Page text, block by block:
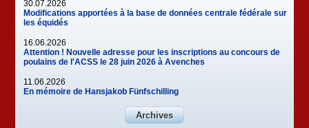
30.07.2026
Modifications apportées à la base de données centrale fédérale sur
les équidés
16.06.2026
Attention ! Nouvelle adresse pour les inscriptions au concours de
poulains de l'ACSS le 28 juin 2026 à Avenches
11.06.2026
En mémoire de Hansjakob Fünfschilling
Archives